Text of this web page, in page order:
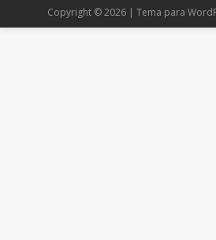
Copyright © 2026 | Tema para